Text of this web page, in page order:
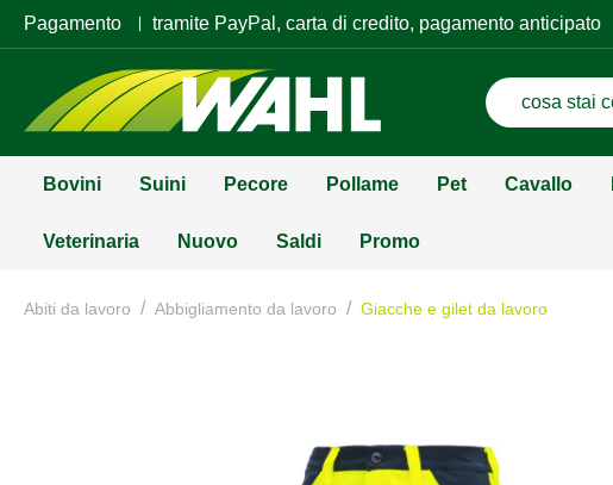
Pagamento tramite PayPal, carta di credito, pagamento anticipato
Bovini Suini Pecore Pollame Pet Cavallo
Veterinaria Nuovo Saldi Promo
Abiti da lavoro / Abbigliamento da lavoro / Giacche e gilet da lavoro